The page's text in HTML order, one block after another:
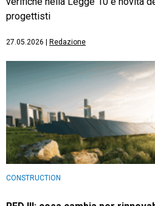
progettisti
27.05.2026 | Redazione
CONSTRUCTION